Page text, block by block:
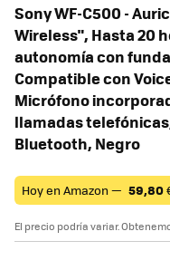
Sony WF-C500 -
Wireless", Hasta 20
autonomía con
Compatible con
Micrófono
llamadas
Bluetooth, Negro
Hoy en Amazon — 59,80
El precio podría variar.